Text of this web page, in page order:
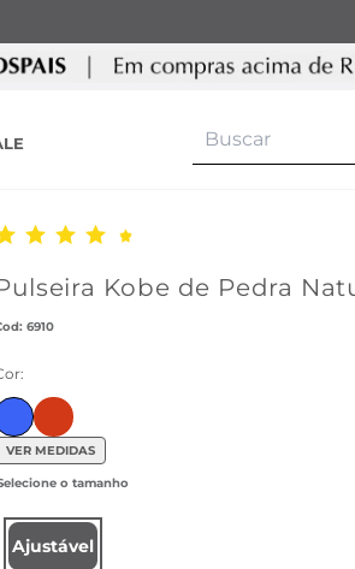
Kobe de Pedra
:6910
Ir para produto similar com cor
VER MEDIDAS
Ajustável